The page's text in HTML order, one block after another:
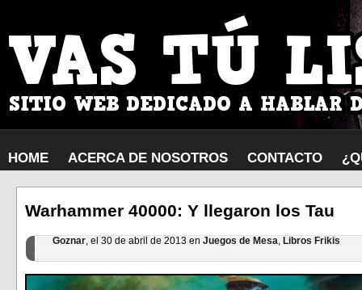
HOME ACERCA DE NOSOTROS CONTACTO
Warhammer 40000: Y llegaron los Tau
Goznar, el 30 de abril de 2013 en Juegos de Mesa, Libros Frikis